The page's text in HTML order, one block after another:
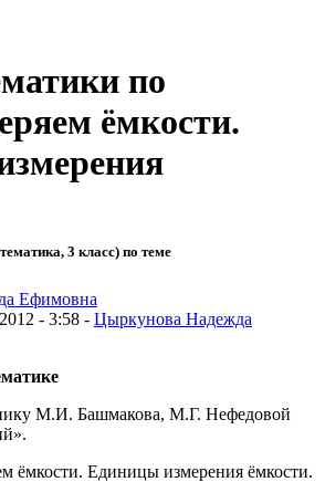
по
ёмкости.
3 класс) по теме
- 3:58 - Цыркунова Надежда
М.И. Башмакова, М.Г. Нефедовой
ёмкости. Единицы измерения ёмкости.